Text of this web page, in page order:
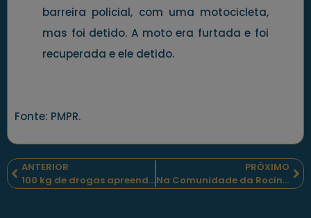
barreira policial, com uma motocicleta,
mas foi detido. A moto era furtada e foi
recuperada e ele detido.
Fonte: PMPR.
ANTERIOR
100 kg de drogas apreendidos e uma jovem mulher foi presa pelos policiais militares mato-grossenses
PRÓXIMO
Na Comunidade da Rocinha, na cidade do Rio de Janeiro, houve confrontos e apreensões de armas e munições